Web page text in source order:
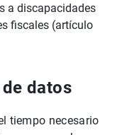
a discapacidades
fiscales (artículo
datos
tiempo necesario